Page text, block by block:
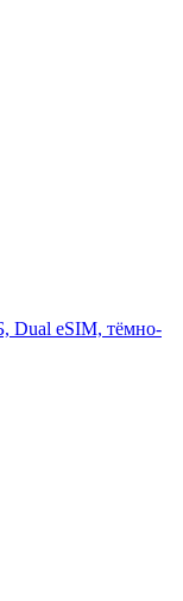
Dual eSIM, тёмно-